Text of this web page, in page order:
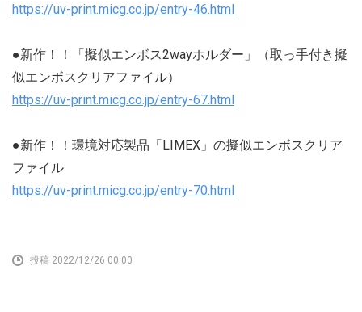
https://uv-print.micg.co.jp/entry-46.html
●新作！！「擬似エンボス2wayホルダー」（取っ手付き擬
似エンボスクリアファイル）
https://uv-print.micg.co.jp/entry-67.html
●新作！！環境対応製品「LIMEX」の擬似エンボスクリア
ファイル
https://uv-print.micg.co.jp/entry-70.html
投稿 2022/12/26 00:00